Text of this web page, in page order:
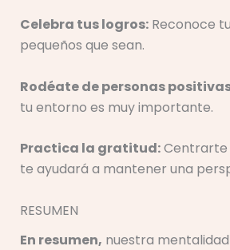
Celebra tus logros:Reconoce
pequeños que sean.
Rodéate de personas
tu entorno es muy importante.
Practica la gratitud:Centrarte
te ayudará a mantener una
RESUMEN
En resumen, nuestra